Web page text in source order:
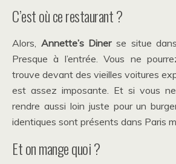
C’est où ce restaurant ?
Alors, Annette’s Dinerse situe
Presque à l’entrée. Vous ne
trouve devant des vieilles voitures
est assez imposante. Et si vous
rendre aussi loin juste pour un
identiques sont présents dans Paris
Et on mange quoi ?